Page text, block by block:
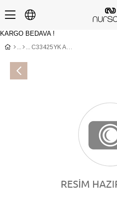
KARGO BEDAVA !
C33425YK ANALIN+NAPA STRECH Siyah